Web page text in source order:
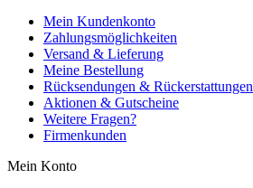
Mein Kundenkonto
Zahlungsmöglichkeiten
Versand & Lieferung
Meine Bestellung
Rücksendungen & Rückerstattungen
Aktionen & Gutscheine
Weitere Fragen?
Firmenkunden
Mein Konto